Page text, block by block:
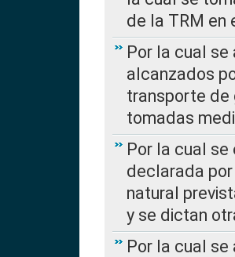
de la TRM en
Por la cual
alcanzados
transporte de
tomadas
Por la cual
declarada
natural
y se dictan
Por la cual se